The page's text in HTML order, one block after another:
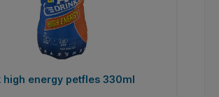
high energy petfles 330ml